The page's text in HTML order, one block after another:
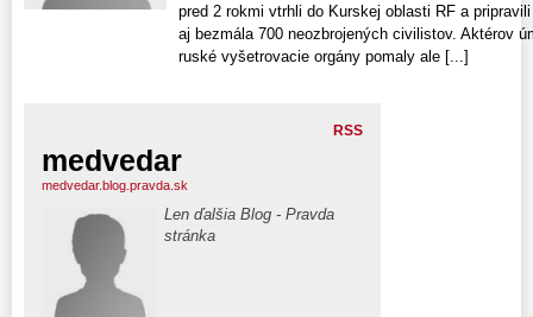
pred 2 rokmi vtrhli do Kurskej oblasti RF a
aj bezmála 700 neozbrojených civilistov. Aktérov
ruské vyšetrovacie orgány pomaly ale [...]
RSS
medvedar
medvedar.blog.pravda.sk
Len ďalšia Blog - Pravda
stránka